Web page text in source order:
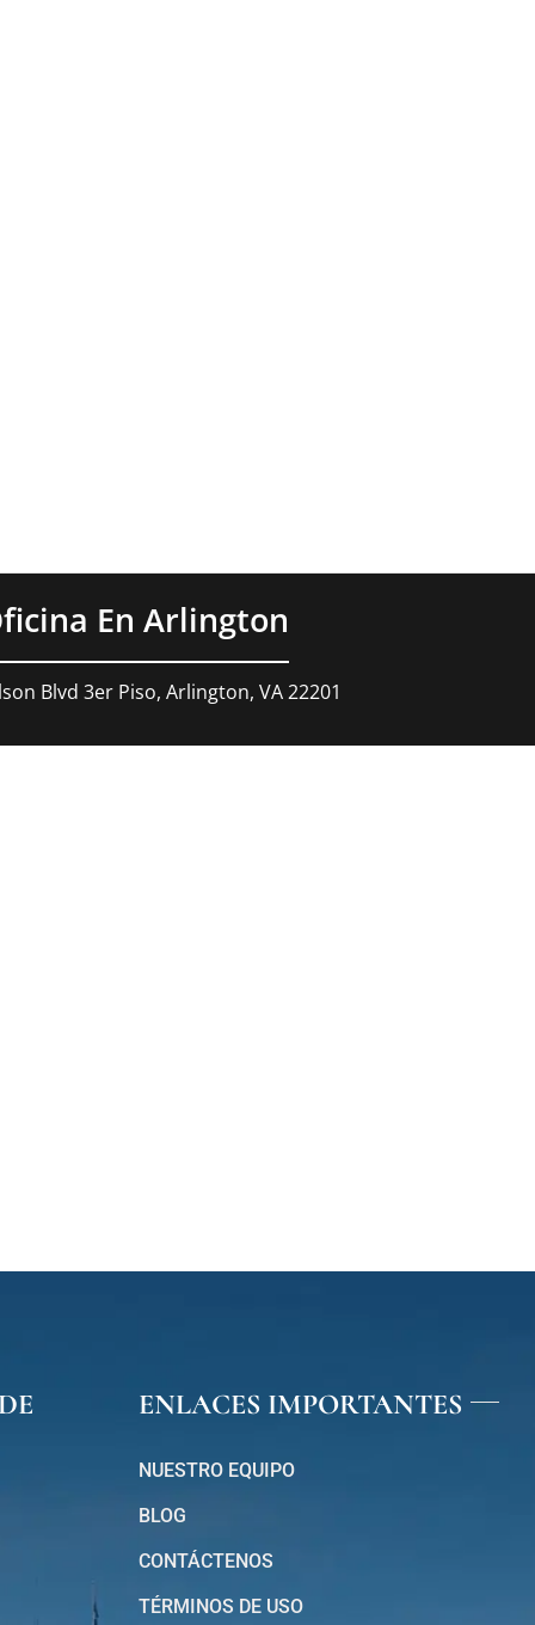
En Arlington
Blvd 3er Piso, Arlington, VA 22201
ENLACES IMPORTANTES
NUESTRO EQUIPO
BLOG
CONTÁCTENOS
TÉRMINOS DE USO